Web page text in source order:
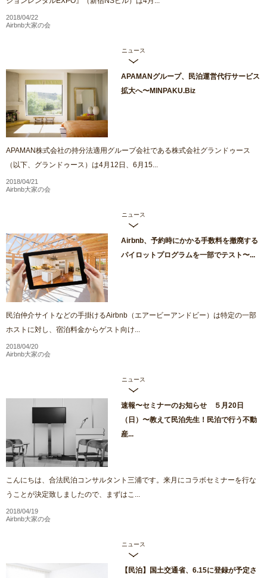
2018/04/22
Airbnb大家の会
ニュース
APAMANグループ、民泊運営代行サービス
拡大へ〜MINPAKU.Biz
APAMAN株式会社の持分法適用グループ会社である株式会社グランドゥース
（以下、グランドゥース）は4月12日、6月15...
2018/04/21
Airbnb大家の会
ニュース
Airbnb、予約時にかかる手数料を撤廃する
パイロットプログラムを一部でテスト〜...
民泊仲介サイトなどの手掛けるAirbnb（エアービーアンドビー）は特定の一部
ホストに対し、宿泊料金からゲスト向け...
2018/04/20
Airbnb大家の会
ニュース
速報〜セミナーのお知らせ ５月20日
（日）〜教えて民泊先生！民泊で行う不動
産...
こんにちは、合法民泊コンサルタント三浦です。来月にコラボセミナーを行な
うことが決定致しましたので、まずはこ...
2018/04/19
Airbnb大家の会
ニュース
【民泊】国土交通省、6.15に登録が予定さ